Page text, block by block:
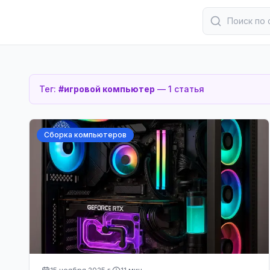
Тег: #игровой компьютер — 1 статья
Сборка компьютеров